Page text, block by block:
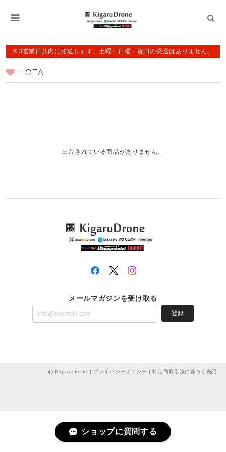
※3営業日以内に発送します。土曜・日曜・祝日の発送はありません。
HOTA
出品されている商品がありません。
メールマガジンを受け取る
登録
KigaruDrone | プライバシーポリシー |特定商取引法に基づく表記
ショップに質問する